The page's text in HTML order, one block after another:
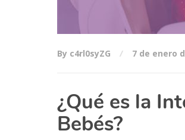
By c4rl0syZG 7 de enero
¿Qué es la
Bebés?